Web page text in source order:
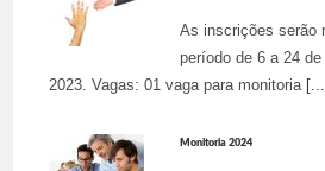
As inscrições serão
período de 6 a 24
2023. Vagas: 01 vaga para monitoria
Monitoria 2024